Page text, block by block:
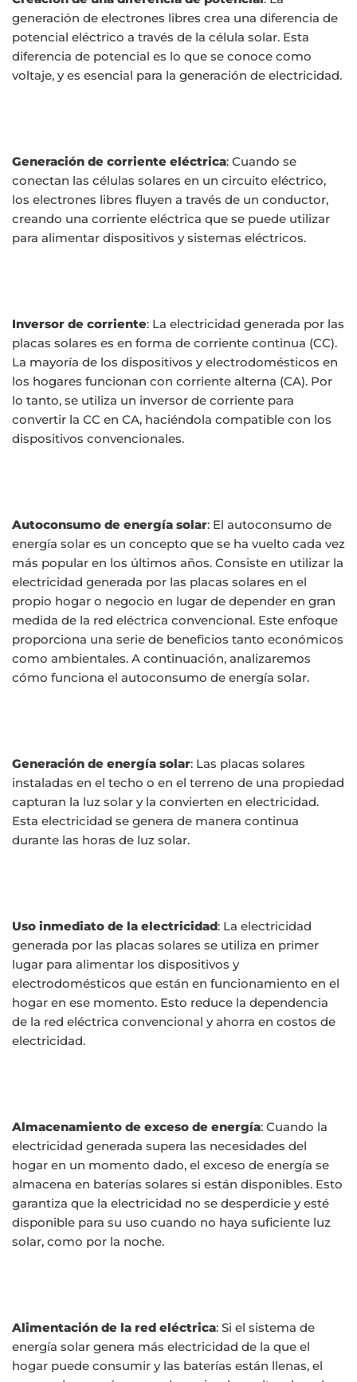
generación de electrones libres crea una diferencia de
potencial eléctrico a través de la célula solar. Esta
diferencia de potencial es lo que se conoce como
voltaje, y es esencial para la generación de electricidad.
Generación de corriente eléctrica: Cuando se
conectan las células solares en un circuito eléctrico,
los electrones libres fluyen a través de un conductor,
creando una corriente eléctrica que se puede utilizar
para alimentar dispositivos y sistemas eléctricos.
Inversor de corriente: La electricidad generada por las
placas solares es en forma de corriente continua (CC).
La mayoría de los dispositivos y electrodomésticos en
los hogares funcionan con corriente alterna (CA). Por
lo tanto, se utiliza un inversor de corriente para
convertir la CC en CA, haciéndola compatible con los
dispositivos convencionales.
Autoconsumo de energía solar: El autoconsumo de
energía solar es un concepto que se ha vuelto cada vez
más popular en los últimos años. Consiste en utilizar la
electricidad generada por las placas solares en el
propio hogar o negocio en lugar de depender en gran
medida de la red eléctrica convencional. Este enfoque
proporciona una serie de beneficios tanto económicos
como ambientales. A continuación, analizaremos
cómo funciona el autoconsumo de energía solar.
Generación de energía solar: Las placas solares
instaladas en el techo o en el terreno de una propiedad
capturan la luz solar y la convierten en electricidad.
Esta electricidad se genera de manera continua
durante las horas de luz solar.
Uso inmediato de la electricidad: La electricidad
generada por las placas solares se utiliza en primer
lugar para alimentar los dispositivos y
electrodomésticos que están en funcionamiento en el
hogar en ese momento. Esto reduce la dependencia
de la red eléctrica convencional y ahorra en costos de
electricidad.
Almacenamiento de exceso de energía: Cuando la
electricidad generada supera las necesidades del
hogar en un momento dado, el exceso de energía se
almacena en baterías solares si están disponibles. Esto
garantiza que la electricidad no se desperdicie y esté
disponible para su uso cuando no haya suficiente luz
solar, como por la noche.
Alimentación de la red eléctrica: Si el sistema de
energía solar genera más electricidad de la que el
hogar puede consumir y las baterías están llenas, el